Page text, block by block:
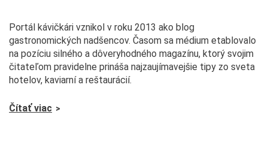
Portál kávičkári vznikol v roku 2013 ako blog
gastronomických nadšencov. Časom sa médium etablovalo
na pozíciu silného a dôveryhodného magazínu, ktorý svojim
čitateľom pravidelne prináša najzaujímavejšie tipy zo sveta
hotelov, kaviarní a reštaurácií.
Čítať viac